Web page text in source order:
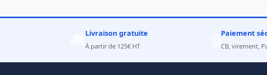
Livraison gratuite
À partir de 125€ HT
Paiement
CB, virement,